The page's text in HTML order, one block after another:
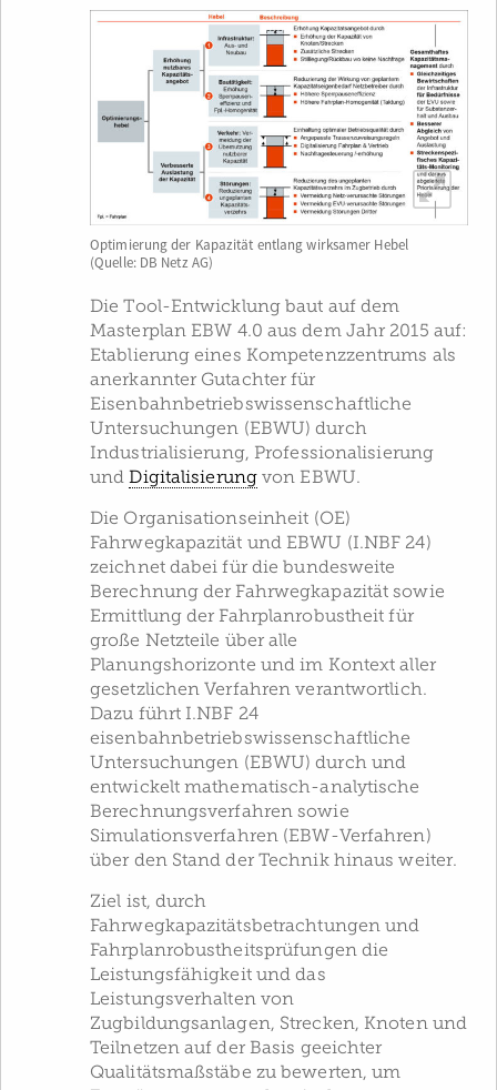
Optimierung der Kapazität entlang wirksamer Hebel
(Quelle: DB Netz AG)
Die Tool-Entwicklung baut auf dem
Masterplan EBW 4.0 aus dem Jahr 2015 auf:
Etablierung eines Kompetenzzentrums als
anerkannter Gutachter für
Eisenbahnbetriebswissenschaftliche
Untersuchungen (EBWU) durch
Industrialisierung, Professionalisierung
undDigitalisierungvon EBWU.
Die Organisationseinheit (OE)
Fahrwegkapazität und EBWU (I.NBF 24)
zeichnet dabei für die bundesweite
Berechnung der Fahrwegkapazität sowie
Ermittlung der Fahrplanrobustheit für
große Netzteile über alle
Planungshorizonte und im Kontext aller
gesetzlichen Verfahren verantwortlich.
Dazu führt I.NBF 24
eisenbahnbetriebswissenschaftliche
Untersuchungen (EBWU) durch und
entwickelt mathematisch-analytische
Berechnungsverfahren sowie
Simulationsverfahren (EBW-Verfahren)
über den Stand der Technik hinaus weiter.
Ziel ist, durch
Fahrwegkapazitätsbetrachtungen und
Fahrplanrobustheitsprüfungen die
Leistungsfähigkeit und das
Leistungsverhalten von
Zugbildungsanlagen, Strecken, Knoten und
Teilnetzen auf der Basis geeichter
Qualitätsmaßstäbe zu bewerten, um